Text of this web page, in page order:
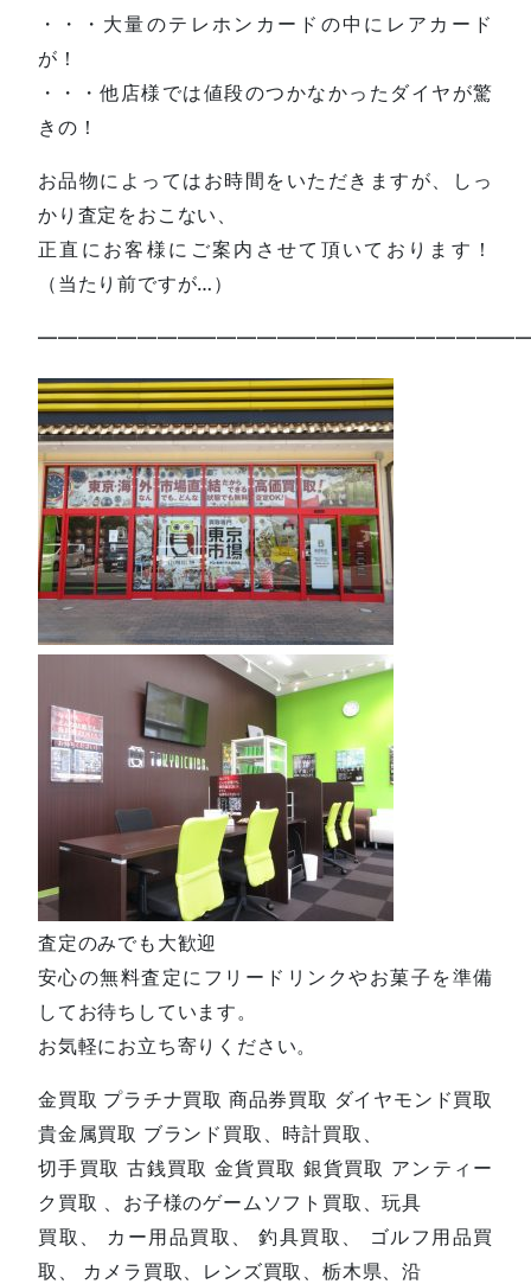
・・・大量のテレホンカードの中にレアカード
が！
・・・他店様では値段のつかなかったダイヤが驚
きの！
お品物によってはお時間をいただきますが、しっ
かり査定をおこない、
正直にお客様にご案内させて頂いております！
（当たり前ですが…）
査定のみでも大歓迎
安心の無料査定にフリードリンクやお菓子を準備
してお待ちしています。
お気軽にお立ち寄りください。
金買取 プラチナ買取 商品券買取 ダイヤモンド買取
貴金属買取 ブランド買取、時計買取、
切手買取 古銭買取 金貨買取 銀貨買取 アンティー
ク買取 、お子様のゲームソフト買取、玩具
買取、 カー用品買取、 釣具買取、 ゴルフ用品買
取、 カメラ買取、レンズ買取、栃木県、沿